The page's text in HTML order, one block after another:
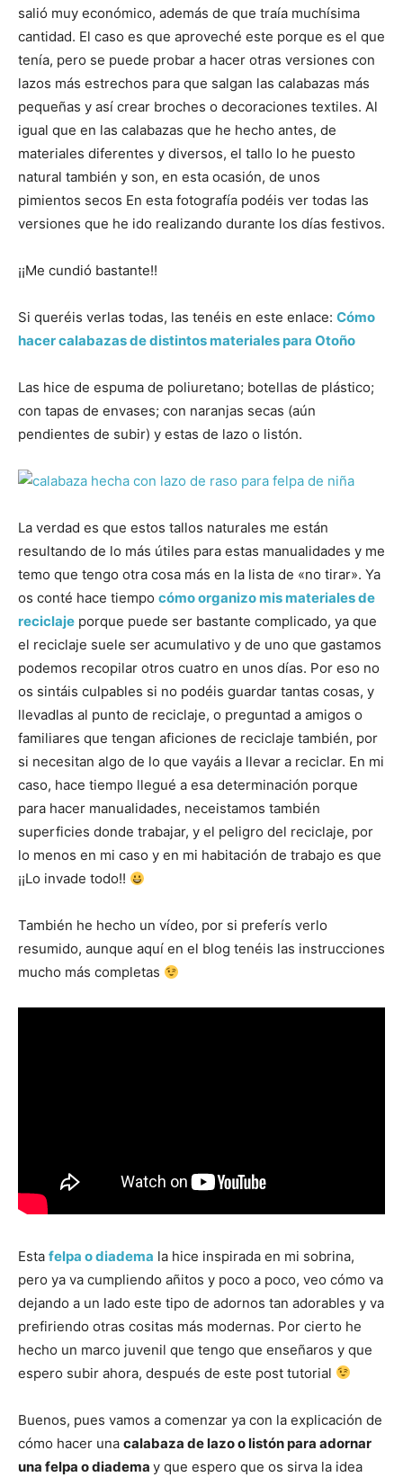
salió muy económico, además de que traía muchísima
cantidad. El caso es que aproveché este porque es el que
tenía, pero se puede probar a hacer otras versiones con
lazos más estrechos para que salgan las calabazas más
pequeñas y así crear broches o decoraciones textiles. Al
igual que en las calabazas que he hecho antes, de
materiales diferentes y diversos, el tallo lo he puesto
natural también y son, en esta ocasión, de unos
pimientos secos En esta fotografía podéis ver todas las
versiones que he ido realizando durante los días festivos.
¡¡Me cundió bastante!!
Si queréis verlas todas, las tenéis en este enlace: Cómo
hacer calabazas de distintos materiales para Otoño
Las hice de espuma de poliuretano; botellas de plástico;
con tapas de envases; con naranjas secas (aún
pendientes de subir) y estas de lazo o listón.
La verdad es que estos tallos naturales me están
resultando de lo más útiles para estas manualidades y me
temo que tengo otra cosa más en la lista de «no tirar». Ya
os conté hace tiempo cómo organizo mis materiales de
reciclaje porque puede ser bastante complicado, ya que
el reciclaje suele ser acumulativo y de uno que gastamos
podemos recopilar otros cuatro en unos días. Por eso no
os sintáis culpables si no podéis guardar tantas cosas, y
llevadlas al punto de reciclaje, o preguntad a amigos o
familiares que tengan aficiones de reciclaje también, por
si necesitan algo de lo que vayáis a llevar a reciclar. En mi
caso, hace tiempo llegué a esa determinación porque
para hacer manualidades, neceistamos también
superficies donde trabajar, y el peligro del reciclaje, por
lo menos en mi caso y en mi habitación de trabajo es que
¡¡Lo invade todo!!
También he hecho un vídeo, por si preferís verlo
resumido, aunque aquí en el blog tenéis las instrucciones
mucho más completas
Esta felpa o diadema la hice inspirada en mi sobrina,
pero ya va cumpliendo añitos y poco a poco, veo cómo va
dejando a un lado este tipo de adornos tan adorables y va
prefiriendo otras cositas más modernas. Por cierto he
hecho un marco juvenil que tengo que enseñaros y que
espero subir ahora, después de este post tutorial
Buenos, pues vamos a comenzar ya con la explicación de
cómo hacer una calabaza de lazo o listón para adornar
una felpa o diadema y que espero que os sirva la idea